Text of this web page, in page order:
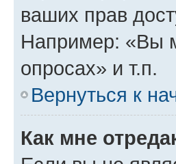
ваших прав
Например: «Вы
опросах» и т.п.
Вернуться к
Как мне